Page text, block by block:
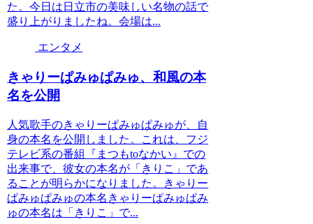
た。今日は日立市の美味しい名物の話で
盛り上がりましたね。会場は...
エンタメ
きゃりーぱみゅぱみゅ、和風の本
名を公開
人気歌手のきゃりーぱみゅぱみゅが、自
身の本名を公開しました。これは、フジ
テレビ系の番組『まつもtoなかい』での
出来事で、彼女の本名が「きりこ」であ
ることが明らかになりました。きゃりー
ぱみゅぱみゅの本名きゃりーぱみゅぱみ
ゅの本名は「きりこ」で...